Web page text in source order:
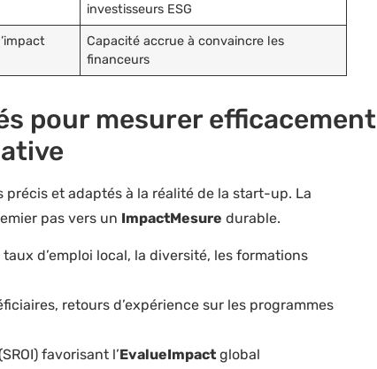
investisseurs ESG
Capacité accrue à convaincre les
financeurs
pour mesurer efficacement
précis et adaptés à la réalité de la start-up. La
pas vers un ImpactMesure durable.
d’emploi local, la diversité, les formations
retours d’expérience sur les programmes
favorisant l’EvalueImpact global